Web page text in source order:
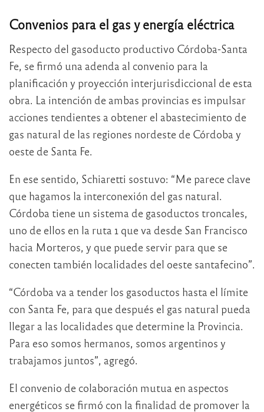
Convenios para el gas y energía eléctrica
Respecto del gasoducto productivo Córdoba-Santa
Fe, se firmó una adenda al convenio para la
planificación y proyección interjurisdiccional de esta
obra. La intención de ambas provincias es impulsar
acciones tendientes a obtener el abastecimiento de
gas natural de las regiones nordeste de Córdoba y
oeste de Santa Fe.
En ese sentido, Schiaretti sostuvo: “Me parece clave
que hagamos la interconexión del gas natural.
Córdoba tiene un sistema de gasoductos troncales,
uno de ellos en la ruta 1 que va desde San Francisco
hacia Morteros, y que puede servir para que se
conecten también localidades del oeste santafecino”.
“Córdoba va a tender los gasoductos hasta el límite
con Santa Fe, para que después el gas natural pueda
llegar a las localidades que determine la Provincia.
Para eso somos hermanos, somos argentinos y
trabajamos juntos”, agregó.
El convenio de colaboración mutua en aspectos
energéticos se firmó con la finalidad de promover la